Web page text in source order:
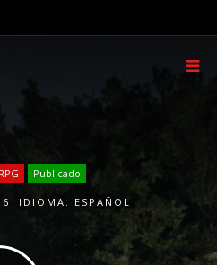
Publicado
IDIOMA: ESPAÑOL